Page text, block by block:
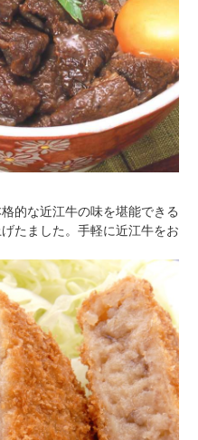
的な近江牛の味を堪能できる
たました。手軽に近江牛をお